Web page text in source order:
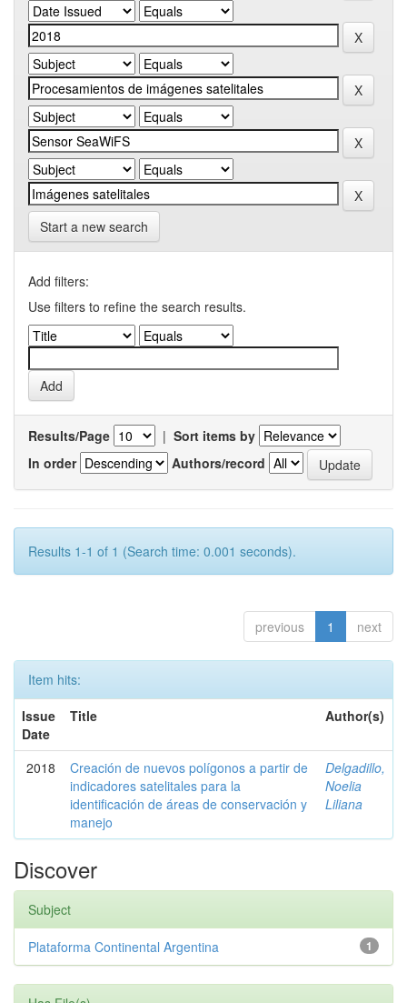
Start a new search
Add filters:
Use filters to refine the search results.
Results/Page | Sort items by
In order
Authors/record
Results 1-1 of 1 (Search time: 0.001 seconds).
previous 1 next
Item hits:
Issue
Date
Title Author(s)
2018
Creación de nuevos polígonos a partir de
indicadores satelitales para la
identificación de áreas de conservación y
manejo
Delgadillo,
Noelia
Liliana
Discover
Subject
1
Plataforma Continental Argentina